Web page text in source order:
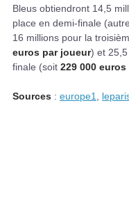
Bleus obtiendront 14,5
place en demi-finale
16 millions pour la
euros par joueur) et
finale (soit 229 000
Sources : europe1